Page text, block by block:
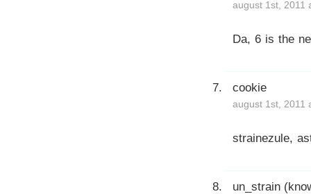
august 1st, 2011
Da, 6 is the
cookie
august 1st, 2011
strainezule,
un_strain